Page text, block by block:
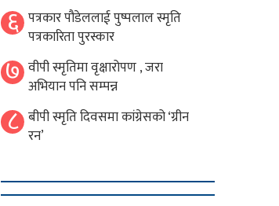
६ पत्रकार पौडेललाई पुष्पलाल स्मृति
पत्रकारिता पुरस्कार
७ वीपी स्मृतिमा वृक्षारोपण , जरा
अभियान पनि सम्पन्न
८ बीपी स्मृति दिवसमा कांग्रेसको ‘ग्रीन
रन’